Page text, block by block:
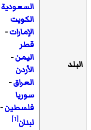
البلد
السعودية
الكويت
الإمارات-
قطر
اليمن-
الأردن
العراق-
سوريا
فلسطين-
لبنان[1]